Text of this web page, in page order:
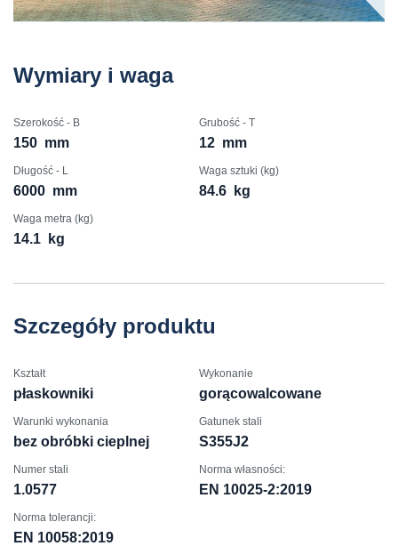
Wymiary i waga
Szerokość - B
150 mm
Grubość - T
12 mm
Długość - L
6000 mm
Waga sztuki (kg)
84.6 kg
Waga metra (kg)
14.1 kg
Szczegóły produktu
Kształt
płaskowniki
Wykonanie
gorącowalcowane
Warunki wykonania
bez obróbki cieplnej
Gatunek stali
S355J2
Numer stali
1.0577
Norma własności:
EN 10025-2:2019
Norma tolerancji:
EN 10058:2019